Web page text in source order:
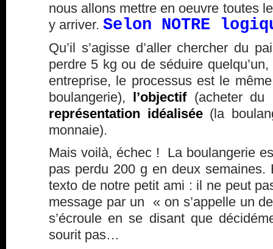
nous allons mettre en oeuvre toutes
y arriver. Selon NOTRE
Qu’il s’agisse d’aller chercher du
perdre 5 kg ou de séduire
entreprise, le processus est le
boulangerie), l’objectif(acheter du
représentation idéalisée(la
monnaie).
Mais voilà, échec ! La boulangerie
pas perdu 200 g en deux
texto de notre petit ami : il ne peut
message par un « on s’appelle un
s’écroule en se disant que
sourit pas…